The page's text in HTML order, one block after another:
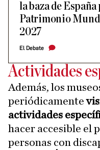
la baza de España
Patrimonio
2027
El Debate
Actividades
Además, los
periódicamente
actividades
hacer accesible el
personas con